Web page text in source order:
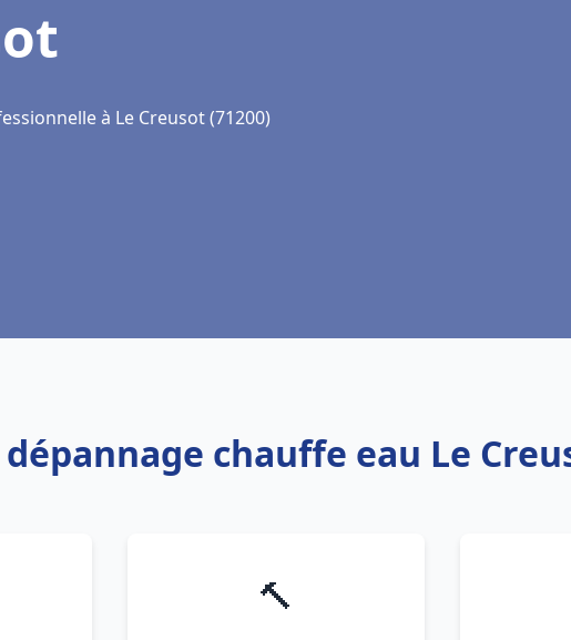
à Le Creusot (71200)
chauffe eau Le
🔨